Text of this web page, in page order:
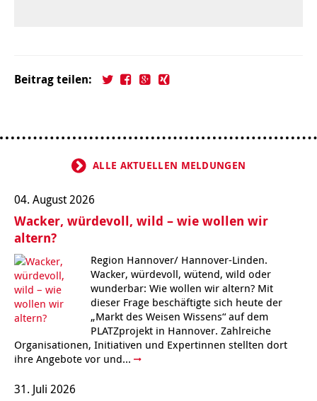
“Mäuseburg” / Familienzentrum
Kindertagesstätte Langes Feld “Deisterspatzen”
Kindertagesstätte Moorlilienweg /
Kindertagesstätte Petermannstraße /
Familienzentrum
Kindertagesstätte Rosenbergstraße
Krippe Schleswiger Straße
Kindertagesstätte Schneiderberg
Kindertagesstätte Sylter Weg
Kindertagesstätte Johannes-Lau-Hof
Kindertagesstätte Kapellenbrink /
Kindertagesstätte Klaus-Müller-Kilian-Weg /
“Mäuseburg” / Familienzentrum
Kindertagesstätte Langes Feld “Deisterspatzen”
Kindertagesstätte Levester Straße
Offene Sprach-Sprechstunde
Kindertagesstätte Moorlilienweg /
Familienzentrum
Kindertagesstätte Mühenkamp / Familienzentrum
Beitrag teilen:
ALLE AKTUELLEN MELDUNGEN
04. August 2026
Wacker, würdevoll, wild – wie wollen wir
altern?
Region Hannover/ Hannover-Linden.
Wacker, würdevoll, wütend, wild oder
wunderbar: Wie wollen wir altern? Mit
dieser Frage beschäftigte sich heute der
„Markt des Weisen Wissens“ auf dem
PLATZprojekt in Hannover. Zahlreiche
Organisationen, Initiativen und Expertinnen stellten dort
ihre Angebote vor und...
31. Juli 2026